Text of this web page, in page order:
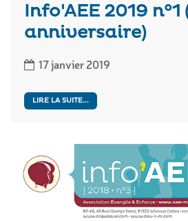
Info'AEE 2019
anniversaire)
17 janvier 2019
LIRE LA SUITE...